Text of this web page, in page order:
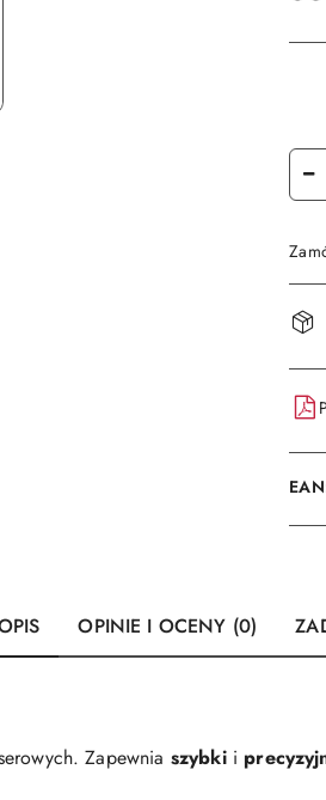
Ilość
i
OPINIE I OCENY (0)
Zapewnia szybki i